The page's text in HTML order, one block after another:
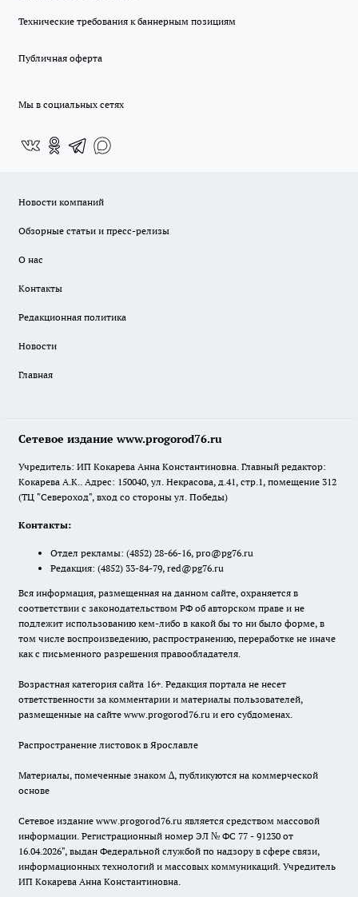
Технические требования к баннерным позициям
Публичная оферта
Мы в социальных сетях
Новости компаний
Обзорные статьи и пресс-релизы
О нас
Контакты
Редакционная политика
Новости
Главная
Сетевое издание www.progorod76.ru
Учредитель: ИП Кокарева Анна Константиновна. Главный редактор:
Кокарева А.К.. Адрес: 150040, ул. Некрасова, д.41, стр.1, помещение 312
(ТЦ "Североход", вход со стороны ул. Победы)
Контакты:
Отдел рекламы: (4852) 28-66-16, pro@pg76.ru
Редакция: (4852) 33-84-79, red@pg76.ru
Вся информация, размещенная на данном сайте, охраняется в
соответствии с законодательством РФ об авторском праве и не
подлежит использованию кем-либо в какой бы то ни было форме, в
том числе воспроизведению, распространению, переработке не иначе
как с письменного разрешения правообладателя.
Возрастная категория сайта 16+. Редакция портала не несет
ответственности за комментарии и материалы пользователей,
размещенные на сайте www.progorod76.ru и его субдоменах.
Распространение листовок в Ярославле
Материалы, помеченные знаком ∆, публикуются на коммерческой
основе
Сетевое издание www.progorod76.ru является средством массовой
информации. Регистрационный номер ЭЛ № ФС 77 - 91230 от
16.04.2026", выдан Федеральной службой по надзору в сфере связи,
информационных технологий и массовых коммуникаций. Учредитель
ИП Кокарева Анна Константиновна.